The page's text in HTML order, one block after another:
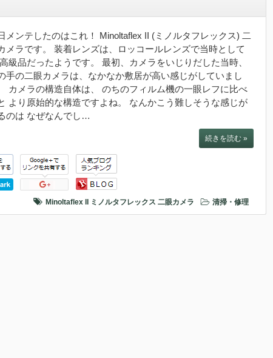
メンテしたのはこれ！ Minoltaflex II (ミノルタフレックス) 二
メラです。 装着レンズは、ロッコールレンズで当時として
級品だったようです。 最初、カメラをいじりだした当時、
手の二眼カメラは、なかなか敷居が高い感じがしていまし
カメラの構造自体は、 のちのフィルム機の一眼レフに比べ
より原始的な構造ですよね。 なんかこう難しそうな感じが
のは なぜなんでし…
続きを読む »
Minoltaflex II ミノルタフレックス 二眼カメラ 清掃・修理